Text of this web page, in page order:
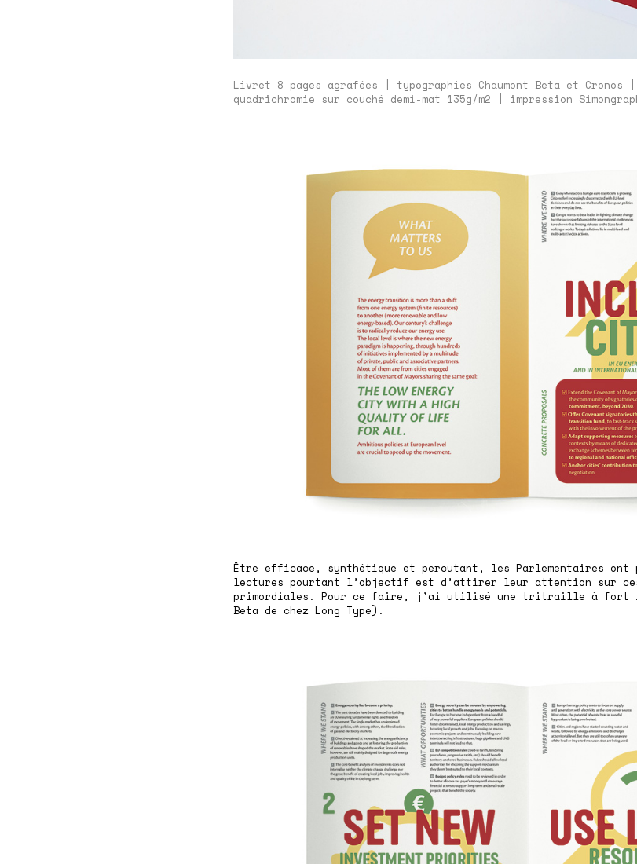
Livret 8 pages agrafées | typographies Chaumont Beta et Cronos
quadrichromie sur couché demi-mat 135g/m2 | impression
Être efficace, synthétique et percutant, les Parlementaires ont
lectures pourtant l’objectif est d’attirer leur attention sur
primordiales. Pour ce faire, j’ai utilisé une tritraille à fort
Beta de chez Long Type).